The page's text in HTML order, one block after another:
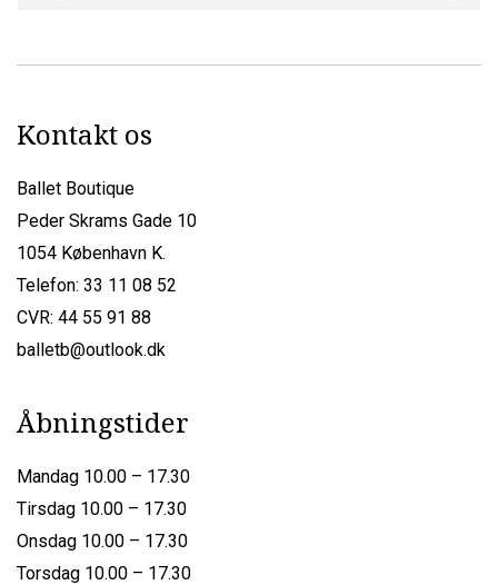
Kontakt os
Ballet Boutique
Peder Skrams Gade 10
1054 København K.
Telefon: 33 11 08 52
CVR: 44 55 91 88
balletb@outlook.dk
Åbningstider
Mandag 10.00 – 17.30
Tirsdag 10.00 – 17.30
Onsdag 10.00 – 17.30
Torsdag 10.00 – 17.30